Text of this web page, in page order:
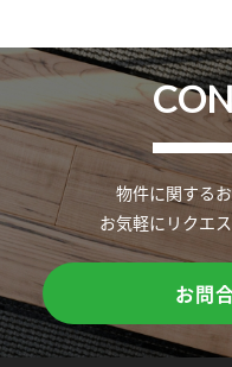
物件に関する
お気軽にリクエ
お問